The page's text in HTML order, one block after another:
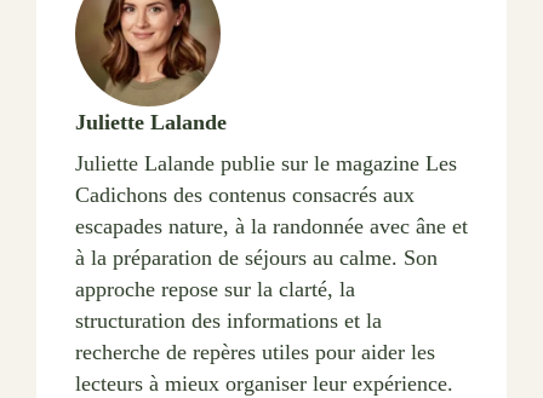
Juliette Lalande
Juliette Lalande publie sur le magazine Les
Cadichons des contenus consacrés aux
escapades nature, à la randonnée avec âne et
à la préparation de séjours au calme. Son
approche repose sur la clarté, la
structuration des informations et la
recherche de repères utiles pour aider les
lecteurs à mieux organiser leur expérience.